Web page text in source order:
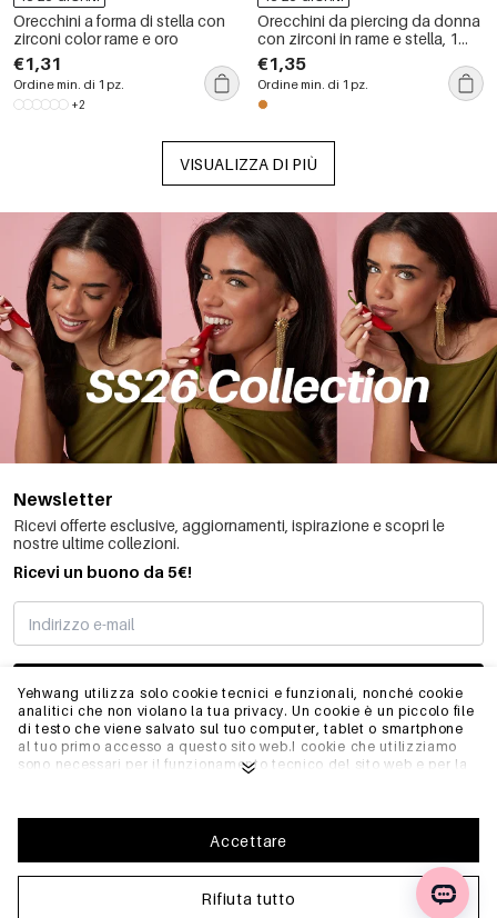
Yehwang utilizza solo cookie tecnici e funzionali, nonché cookie
analitici che non violano la tua privacy. Un cookie è un piccolo file
di testo che viene salvato sul tuo computer, tablet o smartphone
al tuo primo accesso a questo sito web.I cookie che utilizziamo
sono necessari per il funzionamento tecnico del sito web e per la
permettono anche di ottimizzare il nostro sito web.Per garantire
una buona esperienza di navigazione e acquisto su Yehwang, ti
Puoi disiscriverti dai cookie regolando le impostazioni del tuo
browser internet in modo che non memorizzi più i cookie. Puoi
anche rimuovere tutte le informazioni memorizzate in precedenza
Rifiuta tutto
Accettare
Orecchini a forma di stella con
zirconi color rame e oro
€1,31
Ordine min. di 1 pz.
+2
Orecchini da piercing da donna
con zirconi in rame e stella, 1
pezzo
€1,35
Ordine min. di 1 pz.
VISUALIZZA DI PIÙ
Newsletter
Ricevi offerte esclusive, aggiornamenti, ispirazione e scopri le
nostre ultime collezioni.
Ricevi un buono da 5€!
MI STO REGISTRANDO
INFO